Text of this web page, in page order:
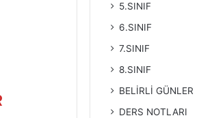
5.SINIF
6.SINIF
7.SINIF
8.SINIF
BELİRLİ GÜNLER
DERS NOTLARI